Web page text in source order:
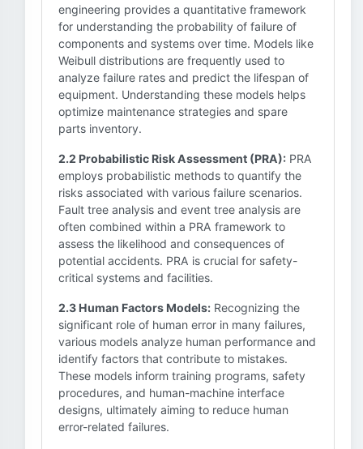
engineering provides a quantitative framework
for understanding the probability of failure of
components and systems over time. Models like
Weibull distributions are frequently used to
analyze failure rates and predict the lifespan of
equipment. Understanding these models helps
optimize maintenance strategies and spare
parts inventory.
2.2 Probabilistic Risk Assessment (PRA): PRA
employs probabilistic methods to quantify the
risks associated with various failure scenarios.
Fault tree analysis and event tree analysis are
often combined within a PRA framework to
assess the likelihood and consequences of
potential accidents. PRA is crucial for safety-
critical systems and facilities.
2.3 Human Factors Models: Recognizing the
significant role of human error in many failures,
various models analyze human performance and
identify factors that contribute to mistakes.
These models inform training programs, safety
procedures, and human-machine interface
designs, ultimately aiming to reduce human
error-related failures.